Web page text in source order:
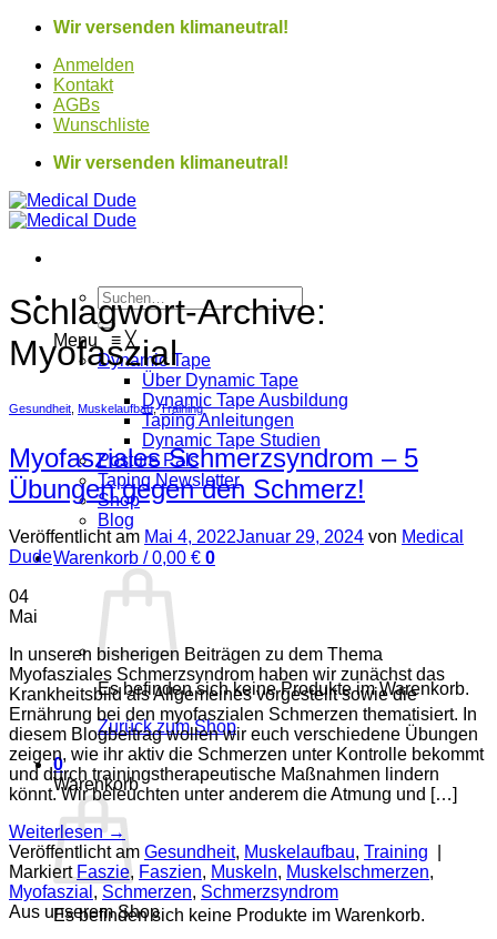
Zum
springen
Wir versenden klimaneutral!
Anmelden
Kontakt
AGBs
Wunschliste
Wir versenden klimaneutral!
Suchen
nach:
Menu ≡ ╳
Dynamic Tape
Über Dynamic Tape
Dynamic Tape Ausbildung
Taping Anleitungen
Dynamic Tape Studien
Posture Pals
Taping Newsletter
Shop
Blog
Warenkorb /0,00 € 0
Es befinden sich keine Produkte im Warenkorb.
Zurück zum Shop
0
Warenkorb
Es befinden sich keine Produkte im Warenkorb.
Schlagwort-Archive:
Myofaszial
Gesundheit, Muskelaufbau,Training
Myofasziales Schmerzsyndrom – 5
Übungen gegen den Schmerz!
Veröffentlicht am Mai 4, 2022Januar 29, 2024 von Medical
Dude
04
Mai
In unseren bisherigen Beiträgen zu dem Thema
Myofasziales Schmerzsyndrom haben wir zunächst das
Krankheitsbild als Allgemeines vorgestellt sowie die
Ernährung bei den myofaszialen Schmerzen thematisiert. In
diesem Blogbeitrag wollen wir euch verschiedene Übungen
zeigen, wie ihr aktiv die Schmerzen unter Kontrolle bekommt
und durch trainingstherapeutische Maßnahmen lindern
könnt. Wir beleuchten unter anderem die Atmung und […]
Weiterlesen→
Veröffentlicht am Gesundheit, Muskelaufbau, Training
Markiert Faszie, Faszien, Muskeln, Muskelschmerzen,
Myofaszial , Schmerzen, Schmerzsyndrom
Aus unserem Shop